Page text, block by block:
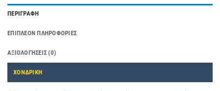
ΠΕΡΙΓΡΑΦΉ
ΕΠΙΠΛΈΟΝ ΠΛΗΡΟΦΟΡΊΕΣ
ΑΞΙΟΛΟΓΉΣΕΙΣ (0)
ΧΟΝΔΡΙΚΗ